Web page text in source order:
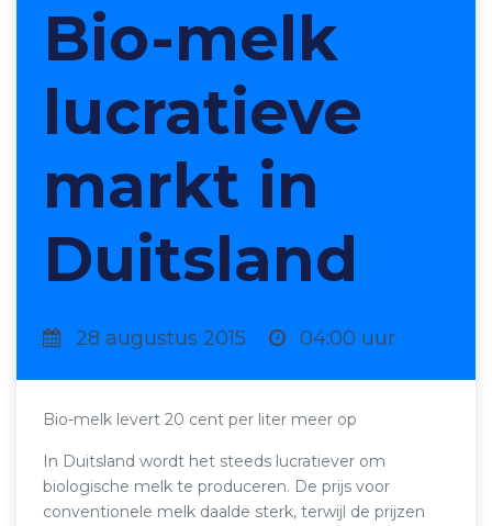
Bio-melk
lucratieve
markt in
Duitsland
28 augustus 2015 04:00 uur
Bio-melk levert 20 cent per liter meer op
In Duitsland wordt het steeds lucratiever om
biologische melk te produceren. De prijs voor
conventionele melk daalde sterk, terwijl de prijzen